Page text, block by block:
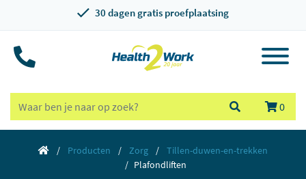
30 dagen gratis proefplaatsing
0
Producten Zorg
Tillen-duwen-en-trekken
Plafondliften